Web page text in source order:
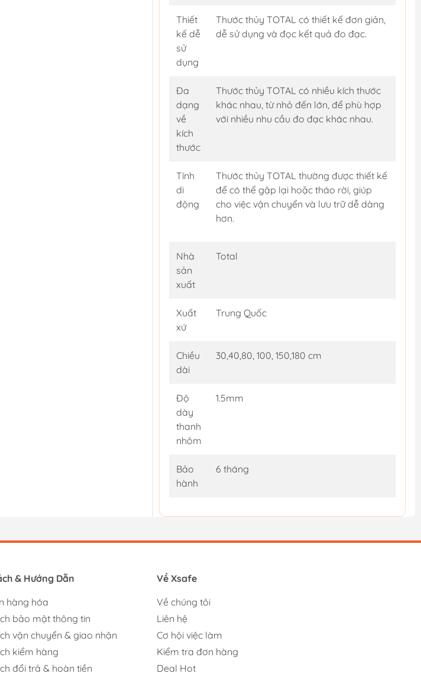
Thiết
kế dễ
sử
dụng
Thước thủy TOTAL có thiết kế đơn giản,
dễ sử dụng và đọc kết quả đo đạc.
Đa
dạng
về
kích
thước
Thước thủy TOTAL có nhiều kích thước
khác nhau, từ nhỏ đến lớn, để phù hợp
với nhiều nhu cầu đo đạc khác nhau.
Tính
di
động
Thước thủy TOTAL thường được thiết kế
để có thể gập lại hoặc tháo rời, giúp
cho việc vận chuyển và lưu trữ dễ dàng
hơn.
Nhà
sản
xuất
Total
Xuất
xứ
Trung Quốc
Chiều
dài
30,40,80, 100, 150,180 cm
Độ
dày
thanh
nhôm
1.5mm
Bảo
hành
6 tháng
& Hướng Dẫn
hàng hóa
bảo mật thông tin
vận chuyển & giao nhận
kiểm hàng
đổi trả & hoàn tiền
Về Xsafe
Về chúng tôi
Liên hệ
Cơ hội việc làm
Kiểm tra đơn hàng
Deal Hot